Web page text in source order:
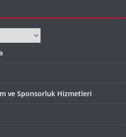
ve Sponsorluk Hizmetleri